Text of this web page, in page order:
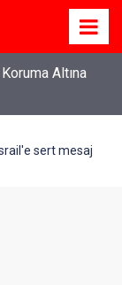
Altına
sert mesaj